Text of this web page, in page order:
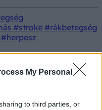
My Personal
to third parties, or
#stroke #rákbetegség
#herpesz
a mentők egy tatai
a